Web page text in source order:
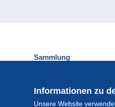
Informationen zu
Unsere Website
Sammlung
Münzen und Banknoten